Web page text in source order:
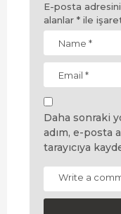
E-posta
alanlar * ile
Daha sonraki
adım, e-posta
tarayıcıya